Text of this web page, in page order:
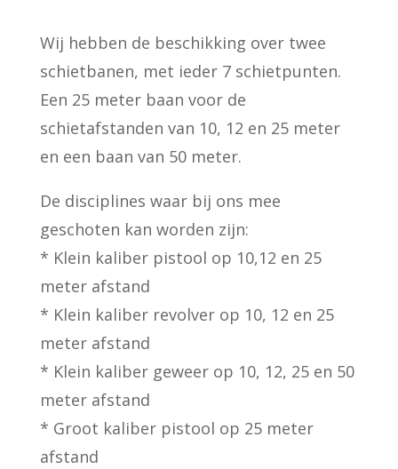
Wij hebben de beschikking over twee
schietbanen, met ieder 7 schietpunten.
Een 25 meter baan voor de
schietafstanden van 10, 12 en 25 meter
en een baan van 50 meter.
De disciplines waar bij ons mee
geschoten kan worden zijn:
* Klein kaliber pistool op 10,12 en 25
meter afstand
* Klein kaliber revolver op 10, 12 en 25
meter afstand
* Klein kaliber geweer op 10, 12, 25 en 50
meter afstand
* Groot kaliber pistool op 25 meter
afstand